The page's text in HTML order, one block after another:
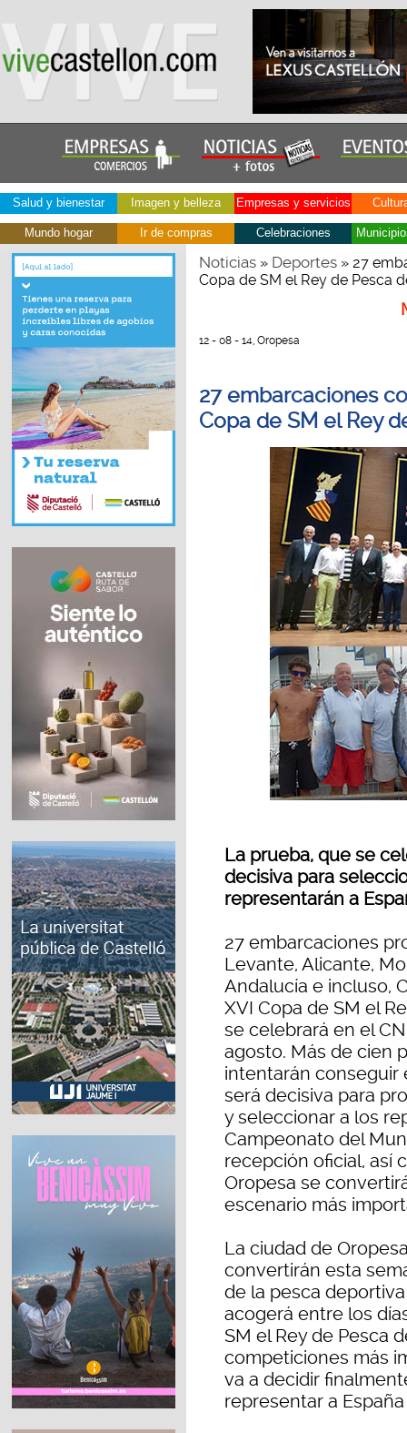
Salud y bienestar Imagen y belleza Empresas y servicios
Mundo hogar Ir de compras Celebraciones
Noticias» Deportes» 27
Copa de SM el Rey de Pesca
12 - 08 - 14, Oropesa
27 embarcaciones
Copa de SM el Rey
La prueba, que se
decisiva para
representarán a
27 embarcaciones
Levante, Alicante,
Andalucía e incluso,
XVI Copa de SM el
se celebrará en el
agosto. Más de cien
intentarán conseguir
será decisiva para
y seleccionar a los
Campeonato del
recepción oficial, así
Oropesa se
escenario más
La ciudad de
convertirán esta
de la pesca
acogerá entre los
SM el Rey de Pesca
competiciones más
va a decidir
representar a